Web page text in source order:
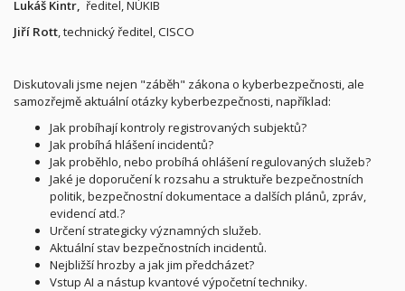
Lukáš Kintr, ředitel, NÚKIB
Jiří Rott, technický ředitel, CISCO
Diskutovali jsme nejen "záběh" zákona o kyberbezpečnosti, ale
samozřejmě aktuální otázky kyberbezpečnosti, například:
Jak probíhají kontroly registrovaných subjektů?
Jak probíhá hlášení incidentů?
Jak proběhlo, nebo probíhá ohlášení regulovaných služeb?
Jaké je doporučení k rozsahu a struktuře bezpečnostních
politik, bezpečnostní dokumentace a dalších plánů, zpráv,
evidencí atd.?
Určení strategicky významných služeb.
Aktuální stav bezpečnostních incidentů.
Nejbližší hrozby a jak jim předcházet?
Vstup AI a nástup kvantové výpočetní techniky.